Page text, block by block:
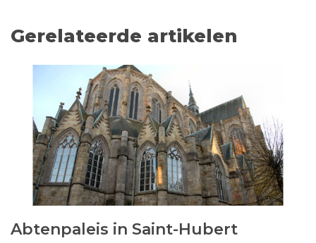
Gerelateerde artikelen
Abtenpaleis in Saint-Hubert